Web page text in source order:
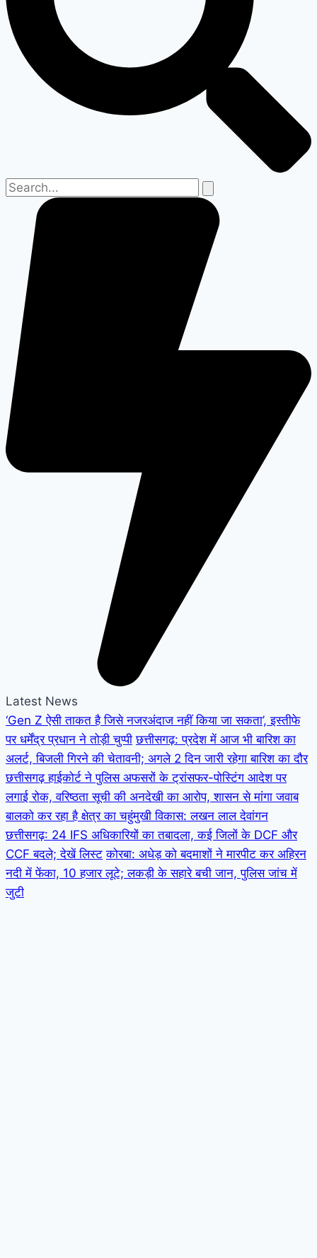
Latest News
‘Gen Z ऐसी ताकत है जिसे नजरअंदाज नहीं किया जा सकता’, इस्तीफे
पर धर्मेंद्र प्रधान ने तोड़ी चुप्पी छत्तीसगढ़: प्रदेश में आज भी बारिश का
अलर्ट, बिजली गिरने की चेतावनी; अगले 2 दिन जारी रहेगा बारिश का दौर
छत्तीसगढ़ हाईकोर्ट ने पुलिस अफसरों के ट्रांसफर-पोस्टिंग आदेश पर
लगाई रोक, वरिष्ठता सूची की अनदेखी का आरोप, शासन से मांगा जवाब
बालको कर रहा है क्षेत्र का चहुंमुखी विकास: लखन लाल देवांगन
छत्तीसगढ़: 24 IFS अधिकारियों का तबादला, कई जिलों के DCF और
CCF बदले; देखें लिस्ट कोरबा: अधेड़ को बदमाशों ने मारपीट कर अहिरन
नदी में फेंका, 10 हजार लूटे; लकड़ी के सहारे बची जान, पुलिस जांच में
जुटी